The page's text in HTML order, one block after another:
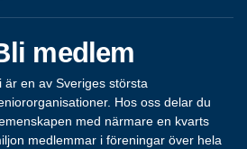
medlem
är en av Sveriges största
Hos oss delar du
med närmare en kvarts
medlemmar i föreningar över hela